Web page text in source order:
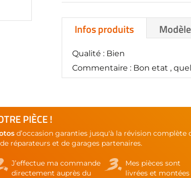
Infos produits
Qualité : Bien
Commentaire : Bon etat ,
PIÈCE !
d’occasion garanties jusqu'à la révision complète
réparateurs et de garages partenaires.
J’effectue ma commande
directement auprès du
Mes pièces sont
livrées et montées